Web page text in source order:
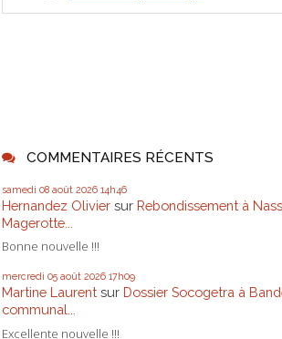
COMMENTAIRES RÉCENTS
samedi 08 août 2026 14h46
Hernandez Olivier sur Rebondissement à
Magerotte...
Bonne nouvelle !!!
mercredi 05 août 2026 17h09
Martine Laurentsur Dossier Socogetra à
communal...
Excellente nouvelle !!!